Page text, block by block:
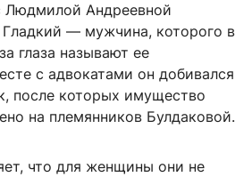
Людмилой Андреевной
— мужчина, которого в
глаза называют ее
с адвокатами он добивался
после которых имущество
на племянников Булдаковой.
что для женщины они не